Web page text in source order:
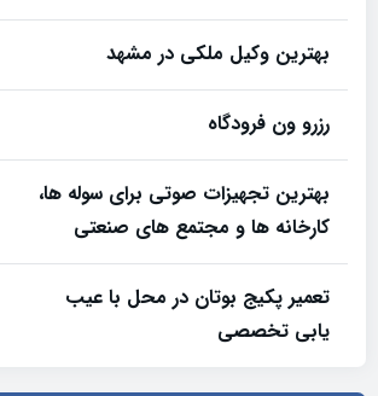
بهترین وکیل ملکی در مشهد
رزرو ون فرودگاه
بهترین تجهیزات صوتی برای سوله‌ ها،
کارخانه‌ ها و مجتمع‌ های صنعتی
تعمیر پکیج بوتان در محل با عیب
یابی تخصصی